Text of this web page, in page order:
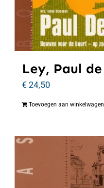
Ley, Paul de
€24,50
Toevoegen aan winkelwagen